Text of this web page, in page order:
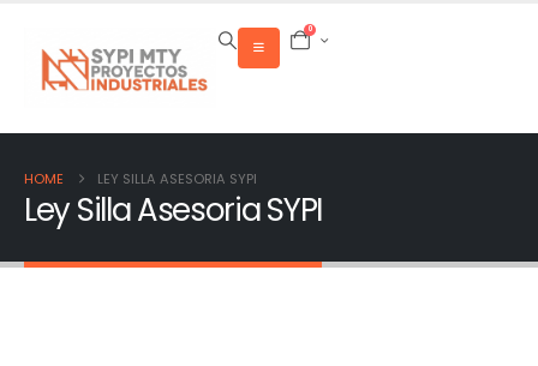
0
HOME LEY SILLA ASESORIA SYPI
Ley Silla Asesoria SYPI